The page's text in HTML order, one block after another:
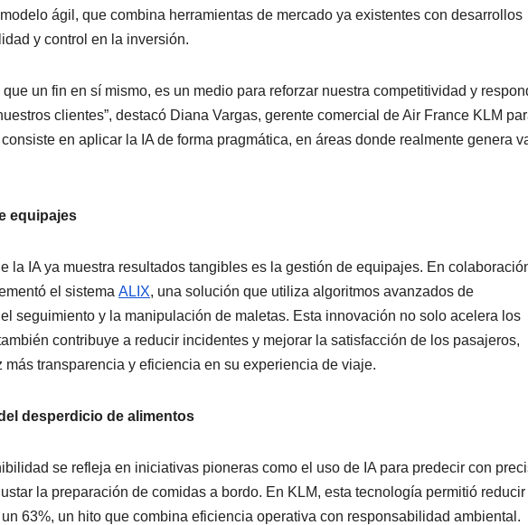
ágil, que combina herramientas de mercado ya existentes con desarrollos
y control en la inversión.
un fin en sí mismo, es un medio para reforzar nuestra competitividad y
clientes”, destacó Diana Vargas, gerente comercial de Air France KLM
en aplicar la IA de forma pragmática, en áreas donde realmente genera
equipajes
la IA ya muestra resultados tangibles es la gestión de equipajes. En
el sistema ALIX, una solución que utiliza algoritmos avanzados de
seguimiento y la manipulación de maletas. Esta innovación no solo acelera los
contribuye a reducir incidentes y mejorar la satisfacción de los pasajeros,
transparencia y eficiencia en su experiencia de viaje.
desperdicio de alimentos
se refleja en iniciativas pioneras como el uso de IA para predecir con
la preparación de comidas a bordo. En KLM, esta tecnología permitió
63%, un hito que combina eficiencia operativa con responsabilidad ambiental.